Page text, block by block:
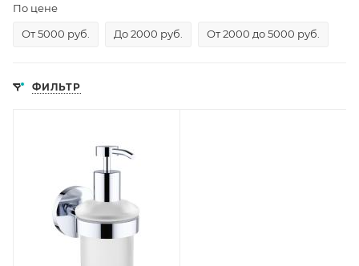
По цене
От 5000 руб.
До 2000 руб. От 2000 до 5000 руб.
ФИЛЬТР